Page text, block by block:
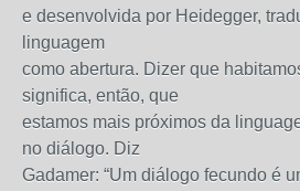
e desenvolvida por Heidegger,
linguagem
como abertura. Dizer que
significa, então, que
estamos mais próximos da
no diálogo. Diz
Gadamer: “Um diálogo fecundo é